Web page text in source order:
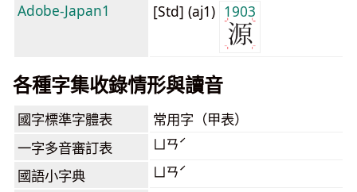
Adobe-Japan1 [Std] (aj1) 1903
各種字集收錄情形與讀音
國字標準字體表 常用字（甲表）
一字多音審訂表 ㄩㄢˊ
國語小字典 ㄩㄢˊ